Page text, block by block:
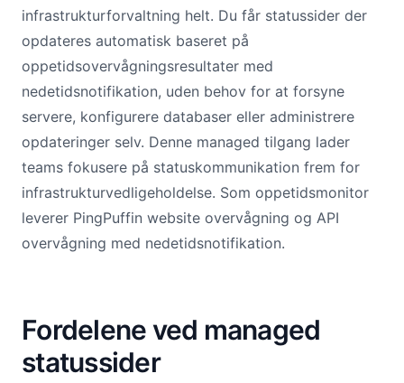
infrastrukturforvaltning helt. Du får statussider der
opdateres automatisk baseret på
oppetidsovervågningsresultater med
nedetidsnotifikation, uden behov for at forsyne
servere, konfigurere databaser eller administrere
opdateringer selv. Denne managed tilgang lader
teams fokusere på statuskommunikation frem for
infrastrukturvedligeholdelse. Som oppetidsmonitor
leverer PingPuffin website overvågning og API
overvågning med nedetidsnotifikation.
Fordelene ved managed
statussider